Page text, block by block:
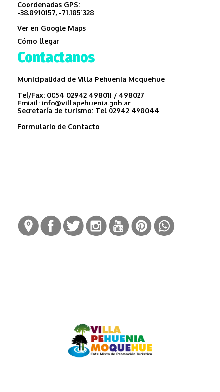
Coordenadas GPS:
-38.8910157, -71.1851328
Ver en Google Maps
Cómo llegar
Contactanos
Municipalidad de Villa Pehuenia Moquehue
Tel/Fax: 0054 02942 498011 / 498027
Emiail: info@villapehuenia.gob.ar
Secretaría de turismo: Tel 02942 498044
Formulario de Contacto